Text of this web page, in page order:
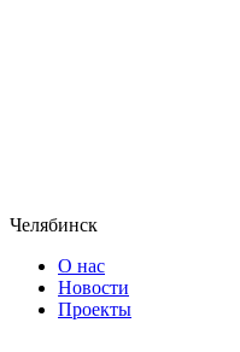
Челябинск
О нас
Новости
Проекты